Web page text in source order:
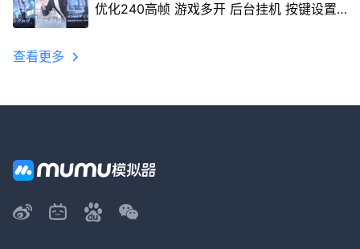
优化240高帧 游戏多开 后台挂机 按键设置
查看更多